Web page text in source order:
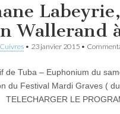
Wallerand
• 23 janvier 2015 •
de Tuba – Euphonium du
du Festival Mardi Graves (
LE